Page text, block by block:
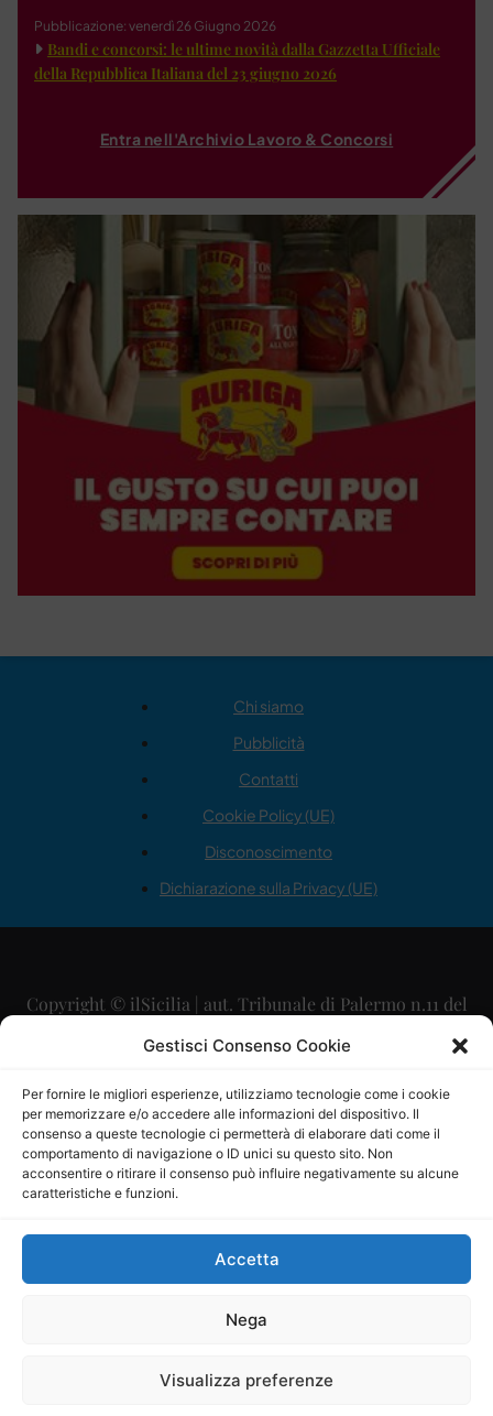
Gestisci Consenso Cookie
Per fornire le migliori esperienze, utilizziamo tecnologie come i cookie
per memorizzare e/o accedere alle informazioni del dispositivo. Il
consenso a queste tecnologie ci permetterà di elaborare dati come il
comportamento di navigazione o ID unici su questo sito. Non
acconsentire o ritirare il consenso può influire negativamente su alcune
caratteristiche e funzioni.
Accetta
Nega
Visualizza preferenze
Pubblicazione: venerdì 26 Giugno 2026
Bandi e concorsi: le ultime novità dalla Gazzetta Ufficiale
della Repubblica Italiana del 23 giugno 2026
Entra nell'Archivio Lavoro & Concorsi
Chi siamo
Pubblicità
Contatti
Cookie Policy (UE)
Disconoscimento
Dichiarazione sulla Privacy (UE)
Copyright © ilSicilia | aut. Tribunale di Palermo n.11 del
29/09/2015
Direttore Editoriale: Maurizio Scaglione
Direttore Responsabile: Maria Calabrese
P.IVA: 06334930820
Mercurio Comunicazione Società Cooperativa a r.l. è
iscritta al Registro degli Operatori di Comunicazione al
Sito gestito daLa Digitale srl–info@ladigitale.it